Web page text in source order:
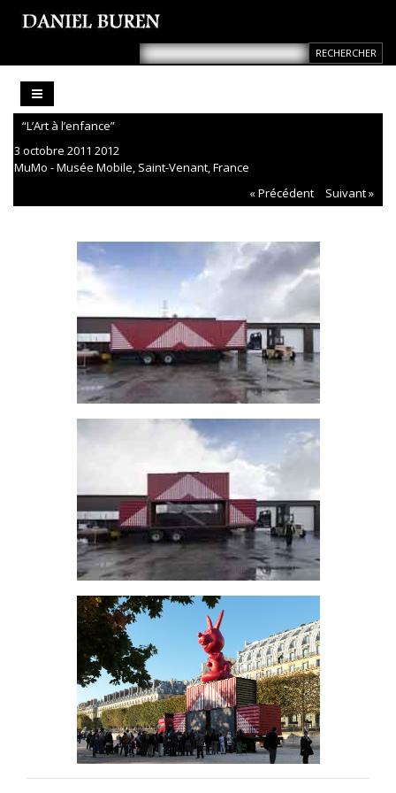
“L’Art à l’enfance”
3 octobre 2011 2012
MuMo - Musée Mobile, Saint-Venant, France
« Précédent
Suivant »